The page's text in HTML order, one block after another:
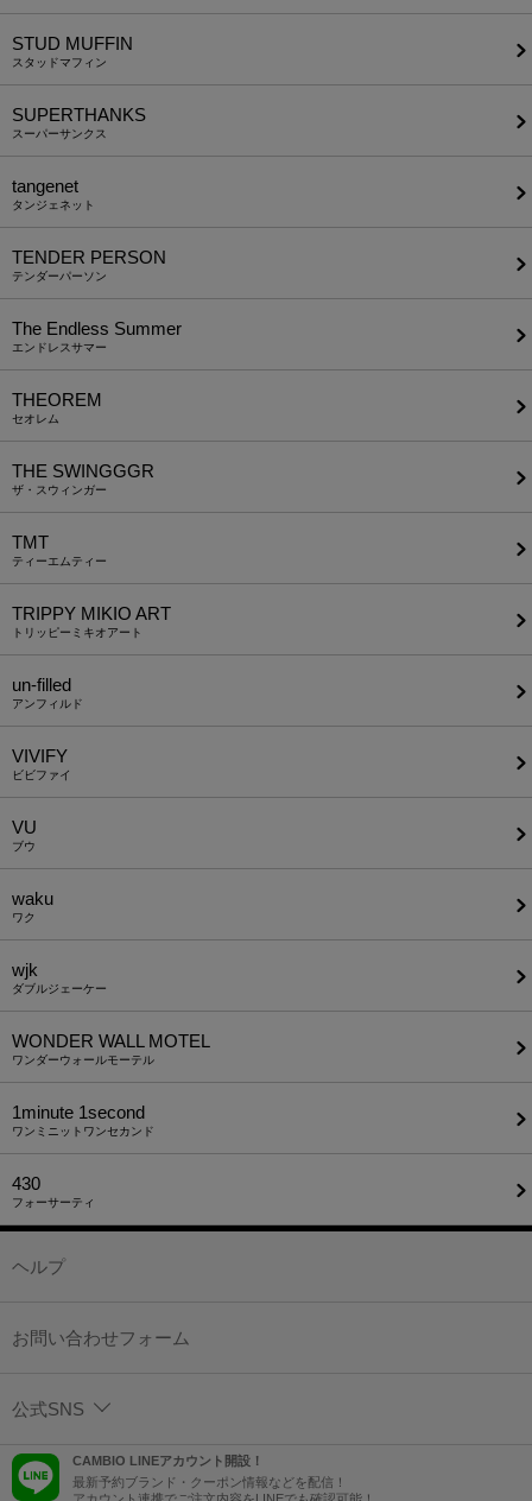
STUD MUFFIN
スタッドマフィン
SUPERTHANKS
スーパーサンクス
tangenet
タンジェネット
TENDER PERSON
テンダーパーソン
The Endless Summer
エンドレスサマー
THEOREM
セオレム
THE SWINGGGR
ザ・スウィンガー
TMT
ティーエムティー
TRIPPY MIKIO ART
トリッピーミキオアート
un-filled
アンフィルド
VIVIFY
ビビファイ
VU
ブウ
waku
ワク
wjk
ダブルジェーケー
WONDER WALL MOTEL
ワンダーウォールモーテル
1minute​ 1second
ワンミニットワンセカンド
430
フォーサーティ
ヘルプ
お問い合わせフォーム
公式SNS
CAMBIO LINEアカウント開設！
最新予約ブランド・クーポン情報などを配信！